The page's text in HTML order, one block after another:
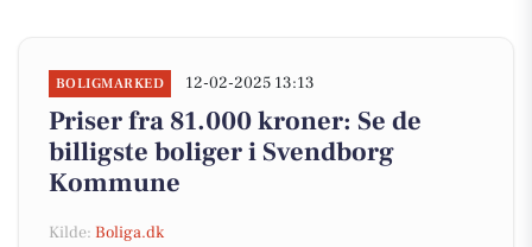
BOLIGMARKED 12-02-2025 13:13
Priser fra 81.000 kroner: Se de
billigste boliger i Svendborg
Kommune
Kilde: Boliga.dk